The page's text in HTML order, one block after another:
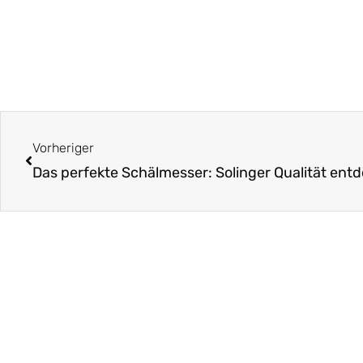
Vorheriger
Das perfekte Schälmesser: Solinger Qualität